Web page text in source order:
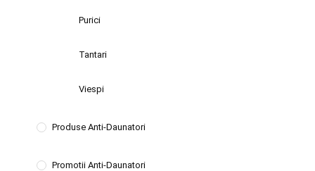
Purici
Tantari
Viespi
Produse Anti-Daunatori
Promotii Anti-Daunatori